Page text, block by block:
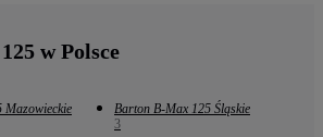
w Polsce
Mazowieckie
Barton B-Max 125 Śląskie
3